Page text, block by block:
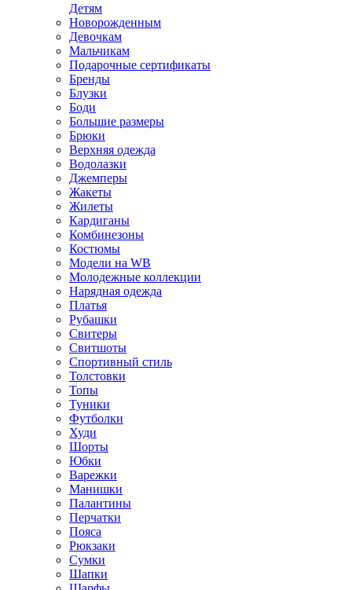
Детям
Новорожденным
Девочкам
Мальчикам
Подарочные сертификаты
Бренды
Блузки
Боди
Большие размеры
Брюки
Верхняя одежда
Водолазки
Джемперы
Жакеты
Жилеты
Кардиганы
Комбинезоны
Костюмы
Модели на WB
Молодежные коллекции
Нарядная одежда
Платья
Рубашки
Свитеры
Свитшоты
Спортивный стиль
Толстовки
Топы
Туники
Футболки
Худи
Шорты
Юбки
Варежки
Манишки
Палантины
Перчатки
Пояса
Рюкзаки
Сумки
Шапки